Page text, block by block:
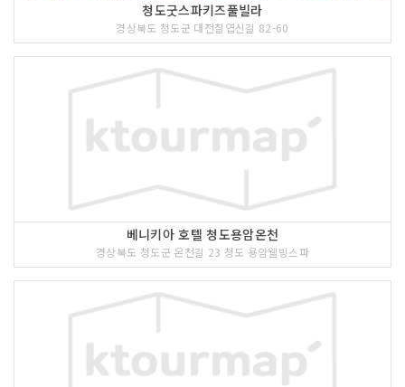
청도굿스파키즈풀빌라
경상북도 청도군 대전칠엽신길 82-60
베니키아 호텔 청도용암온천
경상북도 청도군 온천길 23 청도 용암웰빙스파